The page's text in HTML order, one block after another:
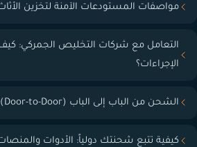
مواصفات المستودعات الآمنة لتخزين
التعامل مع شركات التخليص الجمركي:
الإجراءات؟
الشحن من الباب إلى الباب (Door-to-Door): المميزات والعيوب
كيفية تتبع شحنتك دولياً: الأدوات